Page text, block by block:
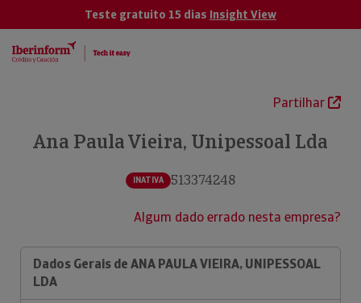
Teste gratuito 15 dias Insight View
Partilhar
Ana Paula Vieira, Unipessoal Lda
INATIVA 513374248
Algum dado errado nesta empresa?
Dados Gerais de ANA PAULA VIEIRA, UNIPESSOAL
LDA